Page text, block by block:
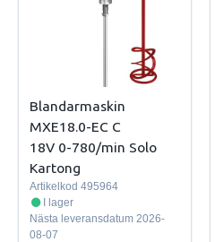
Blandarmaskin
MXE18.0-EC C
18V 0-780/min Solo
Kartong
Artikelkod 495964
I lager
Nästa leveransdatum 2026-
08-07